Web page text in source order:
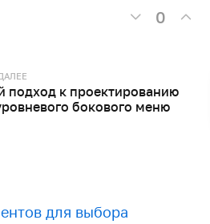
0
подход к проектированию
бокового меню
для выбора